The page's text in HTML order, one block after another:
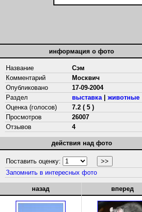
информация о фото
Название
Сэм
Комментарий
Москвич
Опубликовано
17-09-2004
Раздел
выставка| животные
Оценка (голосов)
7.2 ( 5 )
Просмотров
26007
Отзывов
4
действия над фото
Поставить оценку:
Запомнить в интересных фото
назад вперед